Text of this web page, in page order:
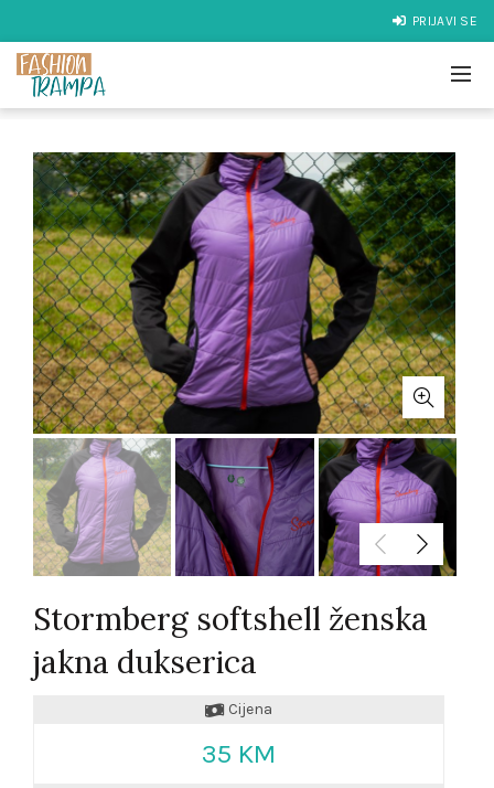
PRIJAVI SE
Stormberg softshell ženska
jakna dukserica
Cijena
35 KM